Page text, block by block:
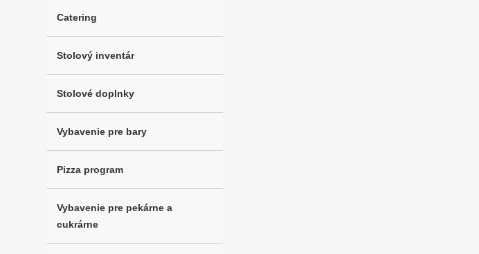
Catering
Stolový inventár
Stolové doplnky
Vybavenie pre bary
Pizza program
Vybavenie pre pekárne a
cukrárne